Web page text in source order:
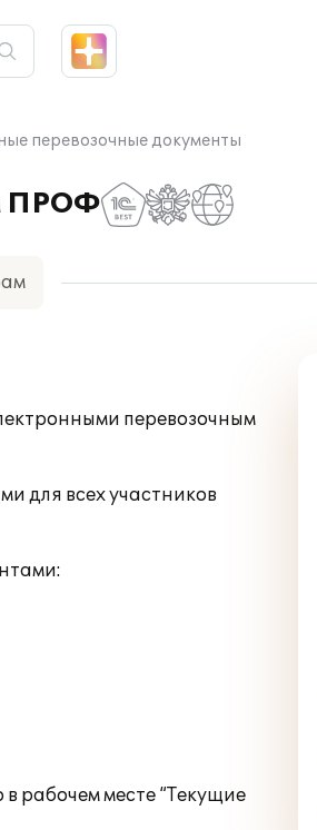
перевозочные документы
ПРОФ
перевозочным
для всех участников
рабочем месте “Текущие